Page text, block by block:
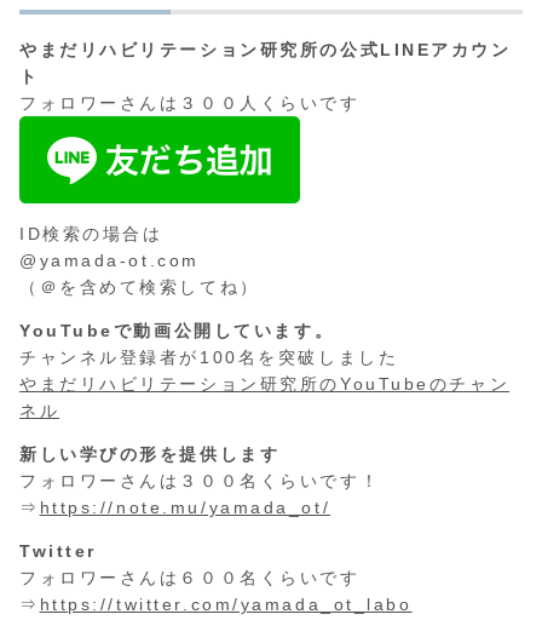
やまだリハビリテーション研究所の公式LINEアカウン
ト
フォロワーさんは３００人くらいです
ID検索の場合は
@yamada-ot.com
（＠を含めて検索してね）
YouTubeで動画公開しています。
チャンネル登録者が100名を突破しました
やまだリハビリテーション研究所のYouTubeのチャン
ネル
新しい学びの形を提供します
フォロワーさんは３００名くらいです！
⇒ https://note.mu/yamada_ot/
Twitter
フォロワーさんは６００名くらいです
⇒ https://twitter.com/yamada_ot_labo